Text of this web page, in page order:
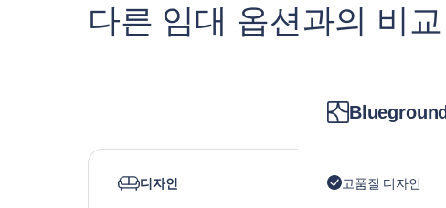
다른 임대 옵션과의 비교
Blueground
디자인 고품질 디자인